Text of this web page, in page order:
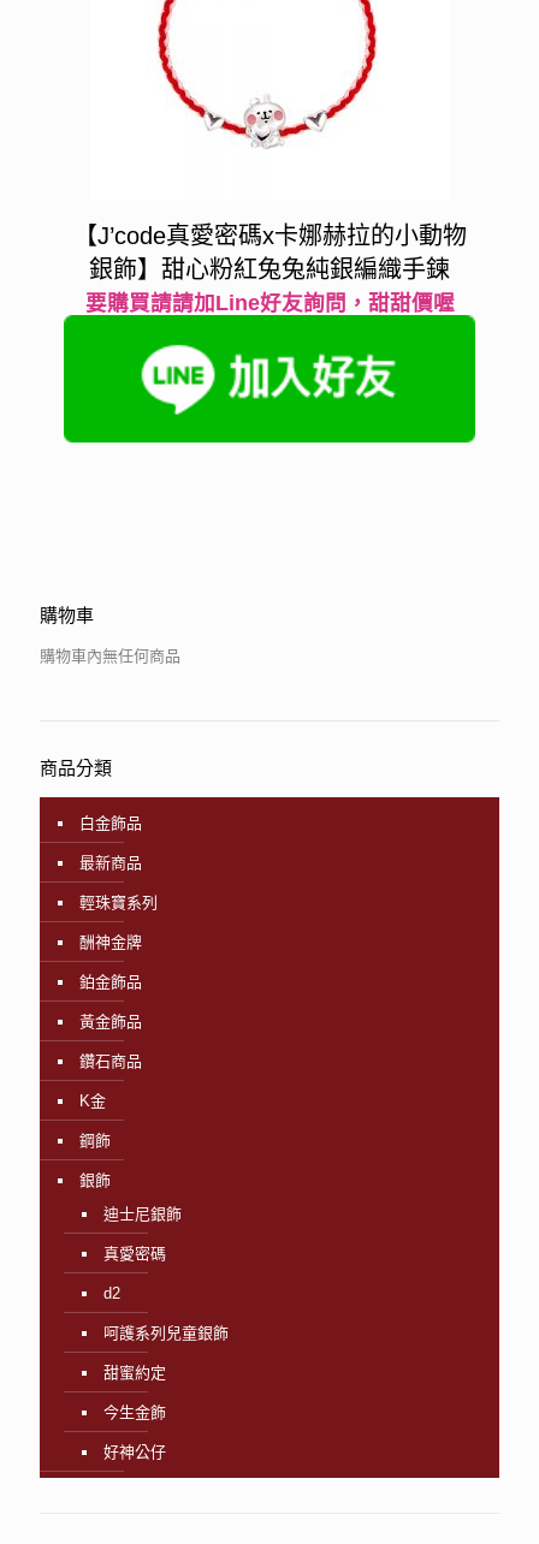
【J’code真愛密碼x卡娜赫拉的小動物
銀飾】甜心粉紅兔兔純銀編織手鍊
要購買請請加Line好友詢問，甜甜價喔
購物車
購物車內無任何商品
商品分類
白金飾品
最新商品
輕珠寶系列
酬神金牌
鉑金飾品
黃金飾品
鑽石商品
K金
鋼飾
銀飾
迪士尼銀飾
真愛密碼
d2
呵護系列兒童銀飾
甜蜜約定
今生金飾
好神公仔